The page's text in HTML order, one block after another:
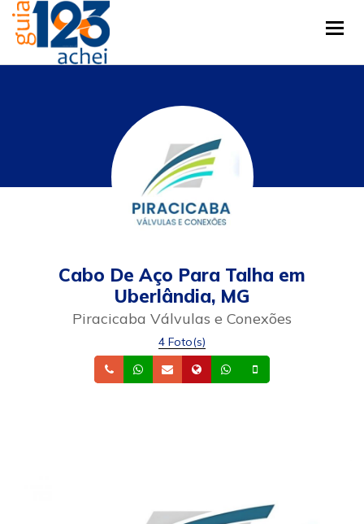
Cabo De Aço Para Talha em
Uberlândia, MG
Piracicaba Válvulas e Conexões
4 Foto(s)
TelefoneWhatsapp
Email Site Whatsapp